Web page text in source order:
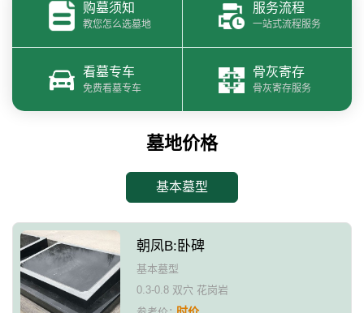
购墓须知
教您怎么选墓地
服务流程
一站式流程服务
看墓专车
免费看墓专车
骨灰寄存
骨灰寄存服务
墓地价格
基本墓型
朝凤B:卧碑
基本墓型
0.3-0.8 双穴 花岗岩